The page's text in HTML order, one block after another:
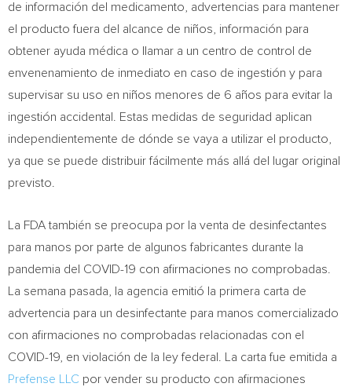
de información del medicamento, advertencias para mantener
el producto fuera del alcance de niños, información para
obtener ayuda médica o llamar a un centro de control de
envenenamiento de inmediato en caso de ingestión y para
supervisar su uso en niños menores de 6 años para evitar la
ingestión accidental. Estas medidas de seguridad aplican
independientemente de dónde se vaya a utilizar el producto,
ya que se puede distribuir fácilmente más allá del lugar original
previsto.
La FDA también se preocupa por la venta de desinfectantes
para manos por parte de algunos fabricantes durante la
pandemia del COVID-19 con afirmaciones no comprobadas.
La semana pasada, la agencia emitió la primera carta de
advertencia para un desinfectante para manos comercializado
con afirmaciones no comprobadas relacionadas con el
COVID-19, en violación de la ley federal. La carta fue emitida a
Prefense LLC por vender su producto con afirmaciones